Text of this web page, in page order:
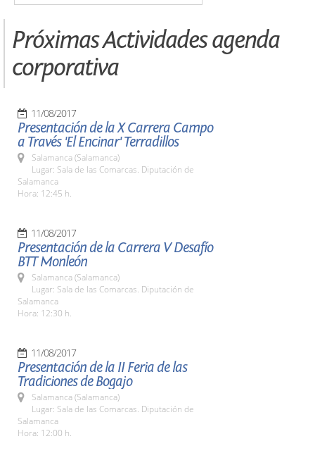
Próximas Actividades agenda
corporativa
11/08/2017
Presentación de la X Carrera Campo
a Través 'El Encinar' Terradillos
Salamanca (Salamanca)
Lugar: Sala de las Comarcas. Diputación de
Salamanca
Hora: 12:45 h.
11/08/2017
Presentación de la Carrera V Desafío
BTT Monleón
Salamanca (Salamanca)
Lugar: Sala de las Comarcas. Diputación de
Salamanca
Hora: 12:30 h.
11/08/2017
Presentación de la II Feria de las
Tradiciones de Bogajo
Salamanca (Salamanca)
Lugar: Sala de las Comarcas. Diputación de
Salamanca
Hora: 12:00 h.